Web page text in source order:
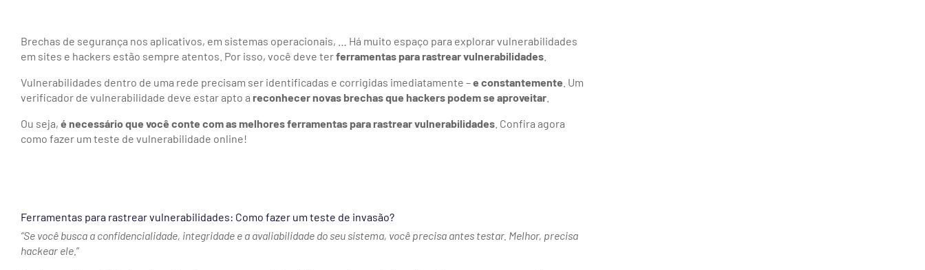
Brechas de segurança nos aplicativos, em sistemas operacionais, … Há muito espaço para explorar vulnerabilidades
em sites e hackers estão sempre atentos. Por isso, você deve terferramentas para rastrear vulnerabilidades
Vulnerabilidades dentro de uma rede precisam ser identificadas e corrigidas imediatamente –e constantemente . Um
verificador de vulnerabilidade deve estar apto a reconhecer novas brechas que hackers podem se aproveitar
Ou seja, é necessário que você conte com as melhores ferramentas para rastrear vulnerabilidades . Confira agora
como fazer um teste de vulnerabilidade online!
Ferramentas para rastrear vulnerabilidades: Como fazer um teste de invasão?
“Se você busca a confidencialidade, integridade e a avaliabilidade do seu sistema, você precisa antes testar. Melhor, precisa
hackear ele. ”